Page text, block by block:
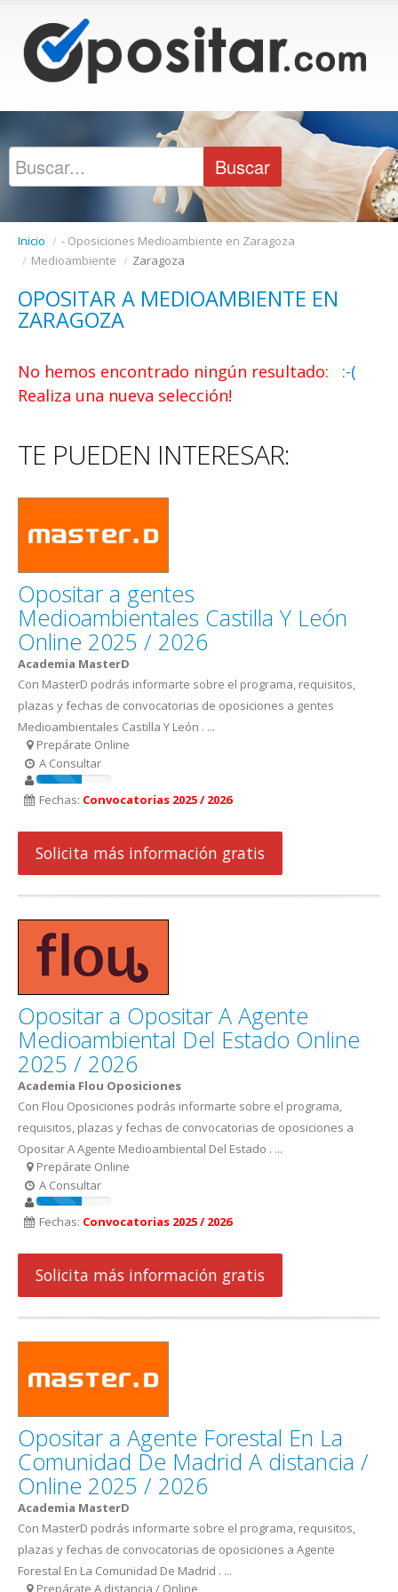
Inicio / - Oposiciones Medioambiente en Zaragoza
/ Medioambiente / Zaragoza
OPOSITAR A MEDIOAMBIENTE EN
ZARAGOZA
No hemos encontrado ningún resultado: :-(
Realiza una nueva selección!
TE PUEDEN INTERESAR:
Opositar a gentes
Medioambientales Castilla Y León
Online 2025 / 2026
Academia MasterD
Con MasterD podrás informarte sobre el programa, requisitos,
plazas y fechas de convocatorias de oposiciones a gentes
Medioambientales Castilla Y León . ...
Prepárate Online
A Consultar
Fechas: Convocatorias 2025 / 2026
Solicita más información gratis
Opositar a Opositar A Agente
Medioambiental Del Estado Online
2025 / 2026
Academia Flou Oposiciones
Con Flou Oposiciones podrás informarte sobre el programa,
requisitos, plazas y fechas de convocatorias de oposiciones a
Opositar A Agente Medioambiental Del Estado . ...
Prepárate Online
A Consultar
Fechas: Convocatorias 2025 / 2026
Solicita más información gratis
Opositar a Agente Forestal En La
Comunidad De Madrid A distancia /
Online 2025 / 2026
Academia MasterD
Con MasterD podrás informarte sobre el programa, requisitos,
plazas y fechas de convocatorias de oposiciones a Agente
Forestal En La Comunidad De Madrid . ...
Prepárate A distancia / Online